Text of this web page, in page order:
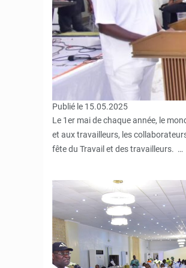
Publié le 15.05.2025
Le 1er mai de chaque année, le
et aux travailleurs, les
fête du Travail et des travailleurs. …